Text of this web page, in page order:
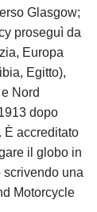
Glasgow;
proseguì da
Europa
Egitto),
Nord
dopo
È accreditato
il globo in
scrivendo una
Motorcycle